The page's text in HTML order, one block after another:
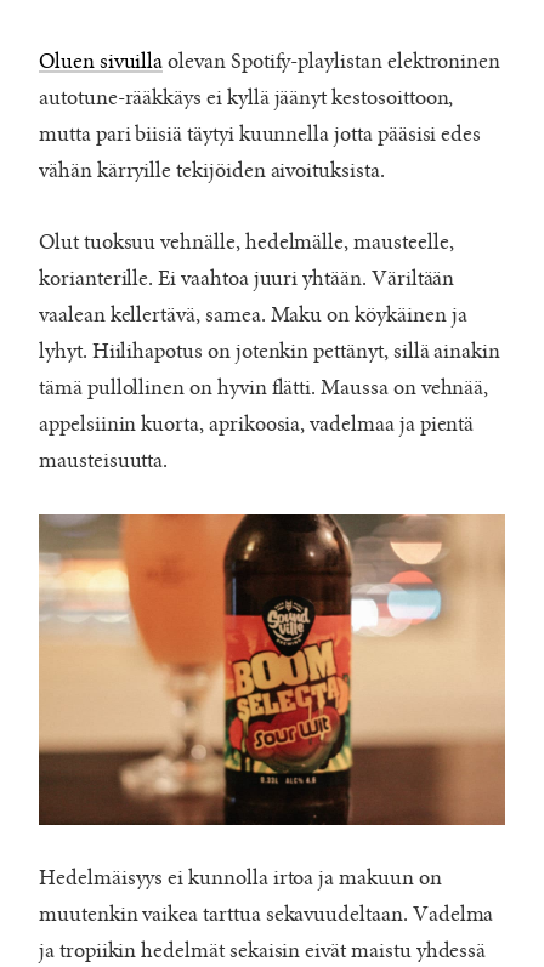
Oluen sivuilla olevan Spotify-playlistan elektroninen
autotune-rääkkäys ei kyllä jäänyt kestosoittoon,
mutta pari biisiä täytyi kuunnella jotta pääsisi edes
vähän kärryille tekijöiden aivoituksista.
Olut tuoksuu vehnälle, hedelmälle, mausteelle,
korianterille. Ei vaahtoa juuri yhtään. Väriltään
vaalean kellertävä, samea. Maku on köykäinen ja
lyhyt. Hiilihapotus on jotenkin pettänyt, sillä ainakin
tämä pullollinen on hyvin flätti. Maussa on vehnää,
appelsiinin kuorta, aprikoosia, vadelmaa ja pientä
mausteisuutta.
Hedelmäisyys ei kunnolla irtoa ja makuun on
muutenkin vaikea tarttua sekavuudeltaan. Vadelma
ja tropiikin hedelmät sekaisin eivät maistu yhdessä